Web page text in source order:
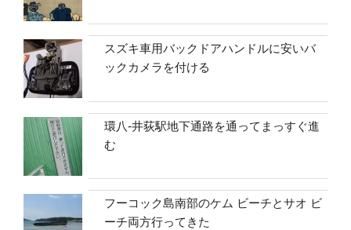
スズキ車用バックドアハンドルに安いバ
ックカメラを付ける
環八-井荻駅地下通路を通ってまっすぐ進
む
フーコック島南部のケム ビーチとサオ ビ
ーチ両方行ってきた